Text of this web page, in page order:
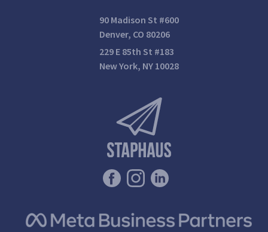
90 Madison St #600
Denver, CO 80206
229 E 85th St #183
New York, NY 10028